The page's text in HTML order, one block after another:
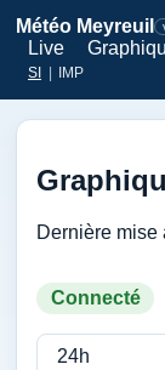
Météo Meyreuil
Live
SI
IMP
Dernière
Connecté